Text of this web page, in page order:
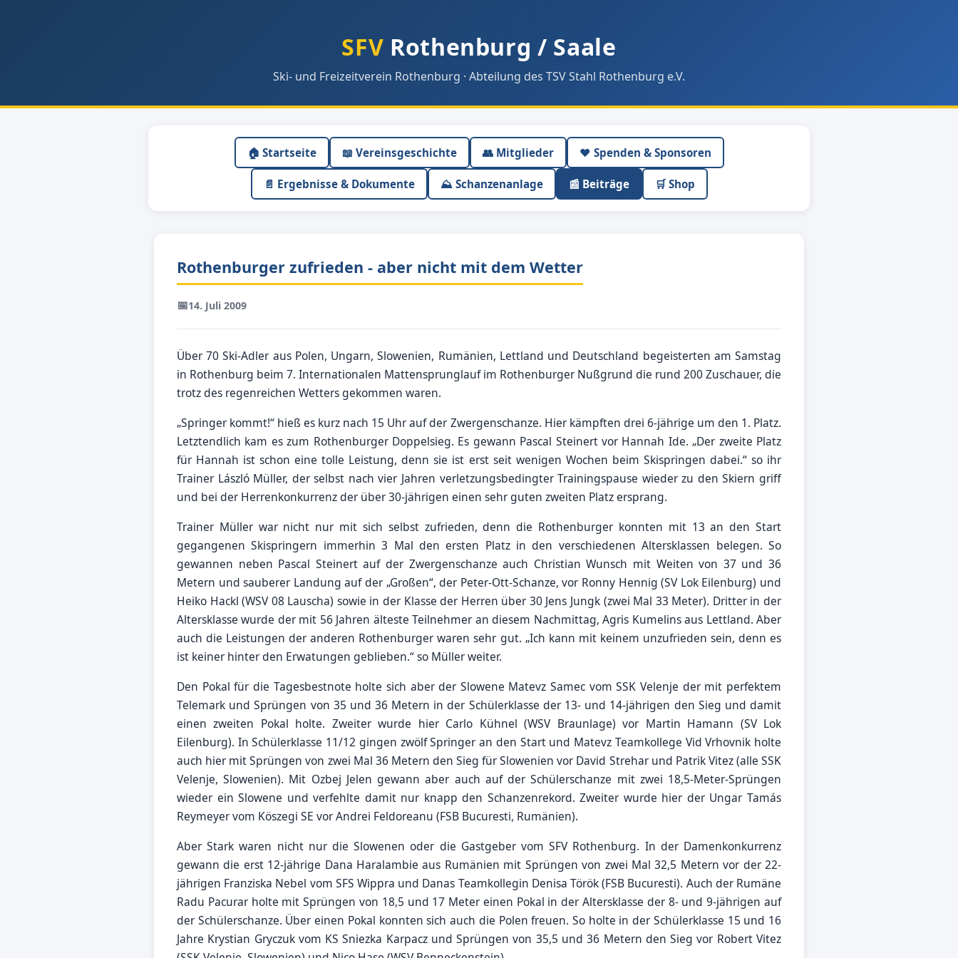
SFV Rothenburg / Saale
Ski- und Freizeitverein Rothenburg · Abteilung des TSV Stahl Rothenburg e.V.
🏠 Startseite 📖 Vereinsgeschichte 👥 Mitglieder ❤️ Spenden & Sponsoren
📄 Ergebnisse & Dokumente ⛰ Schanzenanlage 📰 Beiträge 🛒 Shop
Rothenburger zufrieden - aber nicht mit dem Wetter
📅14. Juli 2009
Über 70 Ski-Adler aus Polen, Ungarn, Slowenien, Rumänien, Lettland und Deutschland begeisterten am Samstag
in Rothenburg beim 7. Internationalen Mattensprunglauf im Rothenburger Nußgrund die rund 200 Zuschauer, die
trotz des regenreichen Wetters gekommen waren.
„Springer kommt!“ hieß es kurz nach 15 Uhr auf der Zwergenschanze. Hier kämpften drei 6-jährige um den 1. Platz.
Letztendlich kam es zum Rothenburger Doppelsieg. Es gewann Pascal Steinert vor Hannah Ide. „Der zweite Platz
für Hannah ist schon eine tolle Leistung, denn sie ist erst seit wenigen Wochen beim Skispringen dabei.“ so ihr
Trainer László Müller, der selbst nach vier Jahren verletzungsbedingter Trainingspause wieder zu den Skiern griff
und bei der Herrenkonkurrenz der über 30-jährigen einen sehr guten zweiten Platz ersprang.
Trainer Müller war nicht nur mit sich selbst zufrieden, denn die Rothenburger konnten mit 13 an den Start
gegangenen Skispringern immerhin 3 Mal den ersten Platz in den verschiedenen Altersklassen belegen. So
gewannen neben Pascal Steinert auf der Zwergenschanze auch Christian Wunsch mit Weiten von 37 und 36
Metern und sauberer Landung auf der „Großen“, der Peter-Ott-Schanze, vor Ronny Hennig (SV Lok Eilenburg) und
Heiko Hackl (WSV 08 Lauscha) sowie in der Klasse der Herren über 30 Jens Jungk (zwei Mal 33 Meter). Dritter in der
Altersklasse wurde der mit 56 Jahren älteste Teilnehmer an diesem Nachmittag, Agris Kumelins aus Lettland. Aber
auch die Leistungen der anderen Rothenburger waren sehr gut. „Ich kann mit keinem unzufrieden sein, denn es
ist keiner hinter den Erwatungen geblieben.“ so Müller weiter.
Den Pokal für die Tagesbestnote holte sich aber der Slowene Matevz Samec vom SSK Velenje der mit perfektem
Telemark und Sprüngen von 35 und 36 Metern in der Schülerklasse der 13- und 14-jährigen den Sieg und damit
einen zweiten Pokal holte. Zweiter wurde hier Carlo Kühnel (WSV Braunlage) vor Martin Hamann (SV Lok
Eilenburg). In Schülerklasse 11/12 gingen zwölf Springer an den Start und Matevz Teamkollege Vid Vrhovnik holte
auch hier mit Sprüngen von zwei Mal 36 Metern den Sieg für Slowenien vor David Strehar und Patrik Vitez (alle SSK
Velenje, Slowenien). Mit Ozbej Jelen gewann aber auch auf der Schülerschanze mit zwei 18,5-Meter-Sprüngen
wieder ein Slowene und verfehlte damit nur knapp den Schanzenrekord. Zweiter wurde hier der Ungar Tamás
Reymeyer vom Köszegi SE vor Andrei Feldoreanu (FSB Bucuresti, Rumänien).
Aber Stark waren nicht nur die Slowenen oder die Gastgeber vom SFV Rothenburg. In der Damenkonkurrenz
gewann die erst 12-jährige Dana Haralambie aus Rumänien mit Sprüngen von zwei Mal 32,5 Metern vor der 22-
jährigen Franziska Nebel vom SFS Wippra und Danas Teamkollegin Denisa Török (FSB Bucuresti). Auch der Rumäne
Radu Pacurar holte mit Sprüngen von 18,5 und 17 Meter einen Pokal in der Altersklasse der 8- und 9-jährigen auf
der Schülerschanze. Über einen Pokal konnten sich auch die Polen freuen. So holte in der Schülerklasse 15 und 16
Jahre Krystian Gryczuk vom KS Sniezka Karpacz und Sprüngen von 35,5 und 36 Metern den Sieg vor Robert Vitez